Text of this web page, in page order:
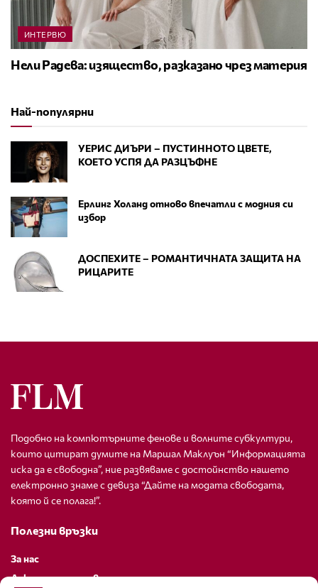
ИНТЕРВЮ
Нели Радева: изящество, разказано чрез материя
Най-популярни
УЕРИС ДИЪРИ – ПУСТИННОТО ЦВЕТЕ,
КОЕТО УСПЯ ДА РАЗЦЪФНЕ
Ерлинг Холанд отново впечатли с модния си
избор
ДОСПЕХИТЕ – РОМАНТИЧНАТА ЗАЩИТА НА
РИЦАРИТЕ
Подобно на компютърните фенове и волните субкултури,
които цитират думите на Маршал Маклуън “Информацията
иска да е свободна”, ние развяваме с достойнство нашето
електронно знаме с девиза “Дайте на модата свободата,
която й се полага!”.
Полезни връзки
За нас
Декларация за поверителност